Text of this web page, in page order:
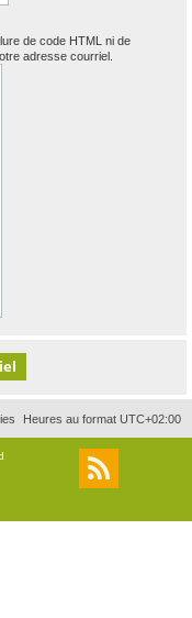
de code HTML ni de
adresse courriel.
Heures au format UTC+02:00